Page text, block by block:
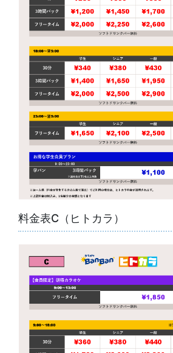
料金表C（ヒトカラ）